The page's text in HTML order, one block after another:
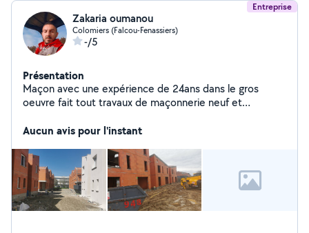
Entreprise
Zakaria oumanou
Colomiers (Falcou-Fenassiers)
-/5
Présentation
Maçon avec une expérience de 24ans dans le gros
oeuvre fait tout travaux de maçonnerie neuf et
cloture,maison
terrasse...........
Aucun avis pour l'instant